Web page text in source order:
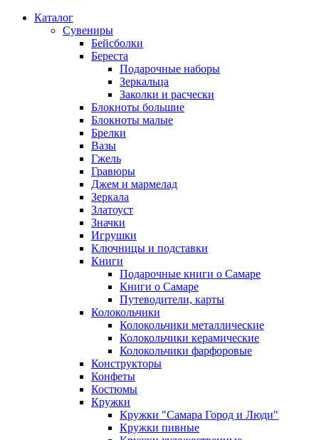
Каталог
Сувениры
Бейсболки
Береста
Подарочные наборы
Зеркальца
Заколки и расчески
Блокноты большие
Блокноты малые
Брелки
Вазы
Гжель
Гравюры
Джем и мармелад
Зеркала
Златоуст
Значки
Игрушки
Ключницы и подставки
Книги
Подарочные книги о Самаре
Книги о Самаре
Путеводители, карты
Колокольчики
Колокольчики металлические
Колокольчики керамические
Колокольчики фарфоровые
Конструкторы
Конфеты
Костюмы
Кружки
Кружки "Самара Город и Люди"
Кружки пивные